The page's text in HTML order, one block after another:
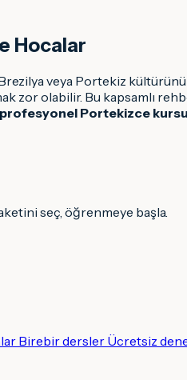
Hocalar
veya Portekiz
zor olabilir. Bu kapsamlı
profesyonel Portekizce kursu
seç, öğrenmeye başla.
Birebir dersler Ücretsiz